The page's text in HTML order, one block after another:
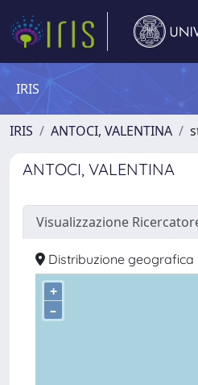
IRIS
IRIS ANTOCI, VALENTINA
ANTOCI, VALENTINA
Visualizzazione
Distribuzione geografica
+
–